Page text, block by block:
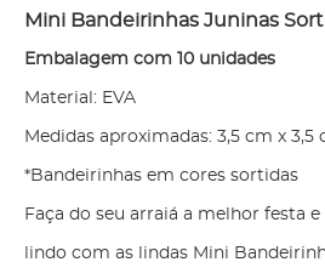
Mini Bandeirinhas Juninas
Embalagem com 10 unidades
Material: EVA
Medidas aproximadas: 3,5 cm x 3,5
*Bandeirinhas em cores sortidas
Faça do seu arraiá a melhor festa
lindo com as lindas Mini